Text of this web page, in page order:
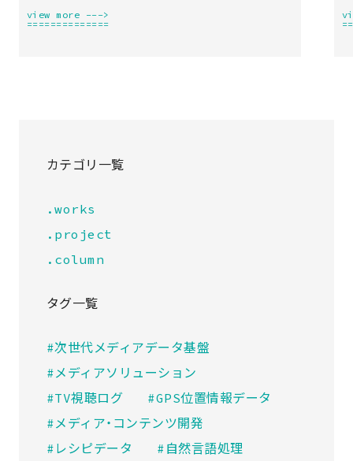
view more --->
==============
カテゴリ一覧
.works
.project
.column
タグ一覧
#次世代メディアデータ基盤
#メディアソリューション
#TV視聴ログ
#GPS位置情報データ
#メディア・コンテンツ開発
#レシピデータ
#自然言語処理